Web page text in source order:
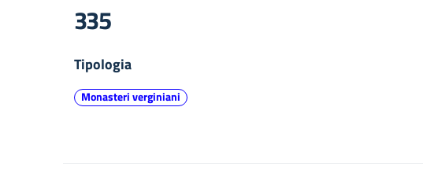
335
Tipologia
Monasteri verginiani